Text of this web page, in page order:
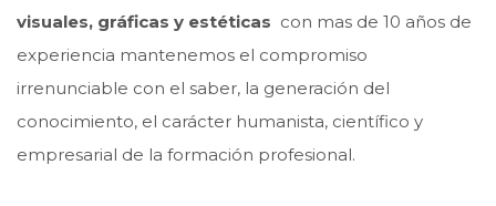
visuales, gráficas y estéticas con mas de 10 años de
experiencia mantenemos el compromiso
irrenunciable con el saber, la generación del
conocimiento, el carácter humanista, científico y
empresarial de la formación profesional.